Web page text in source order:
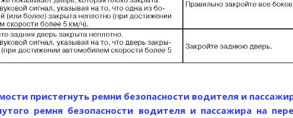
пристегнуть ремни безопасности водителя и
ремня безопасности водителя и пассажира на